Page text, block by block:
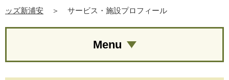
ッズ新浦安
＞ サービス・施設プロフィール
Menu